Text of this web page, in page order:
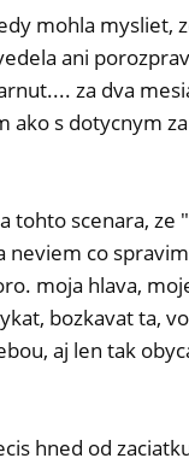
mohla mysliet,
ani
za dva
ako s dotycnym
tohto scenara, ze
neviem co
moja hlava,
bozkavat ta,
aj len tak
hned od